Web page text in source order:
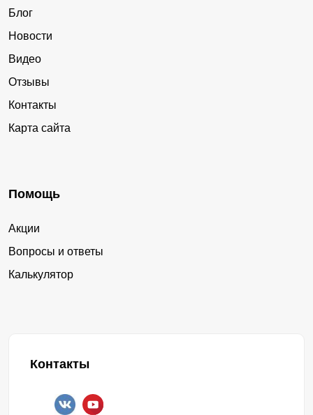
Блог
Новости
Видео
Отзывы
Контакты
Карта сайта
Помощь
Акции
Вопросы и ответы
Калькулятор
Контакты